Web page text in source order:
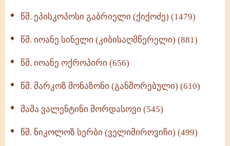
წმ. ეპისკოპოსი გაბრიელი (ქიქოძე) (1479)
წმ. იოანე სინელი (კიბისაღმწერელი) (881)
წმ. იოანე ოქროპირი (656)
წმ. მარკოზ მონაზონი (განშორებული) (610)
მამა ვალენტინი მორდასოვი (545)
წმ. ნიკოლოზ სერბი (ველიმიროვიჩი) (499)